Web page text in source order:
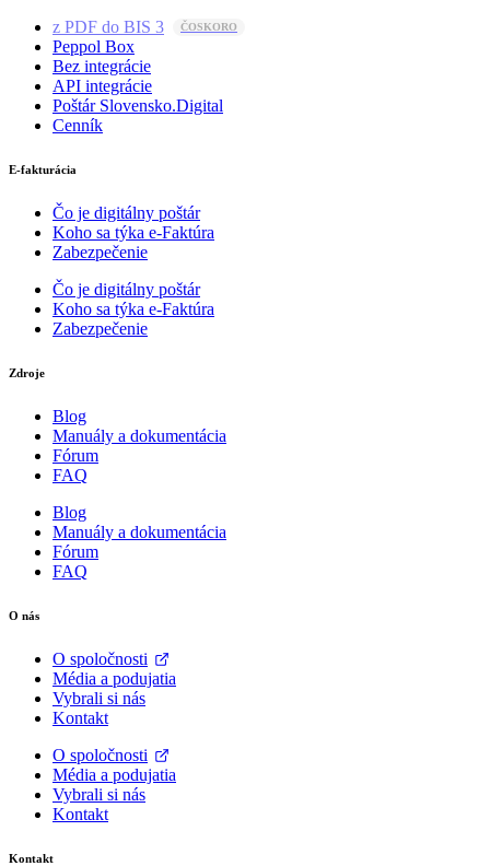
z PDF do BIS 3
Peppol Box
Bez integrácie
API integrácie
Poštár Slovensko.Digital
Cenník
E-fakturácia
Čo je digitálny poštár
Koho sa týka e-Faktúra
Zabezpečenie
Čo je digitálny poštár
Koho sa týka e-Faktúra
Zabezpečenie
Zdroje
Blog
Manuály a dokumentácia
Fórum
FAQ
Blog
Manuály a dokumentácia
Fórum
FAQ
O nás
O spoločnosti
Média a podujatia
Vybrali si nás
Kontakt
O spoločnosti
Média a podujatia
Vybrali si nás
Kontakt
Kontakt